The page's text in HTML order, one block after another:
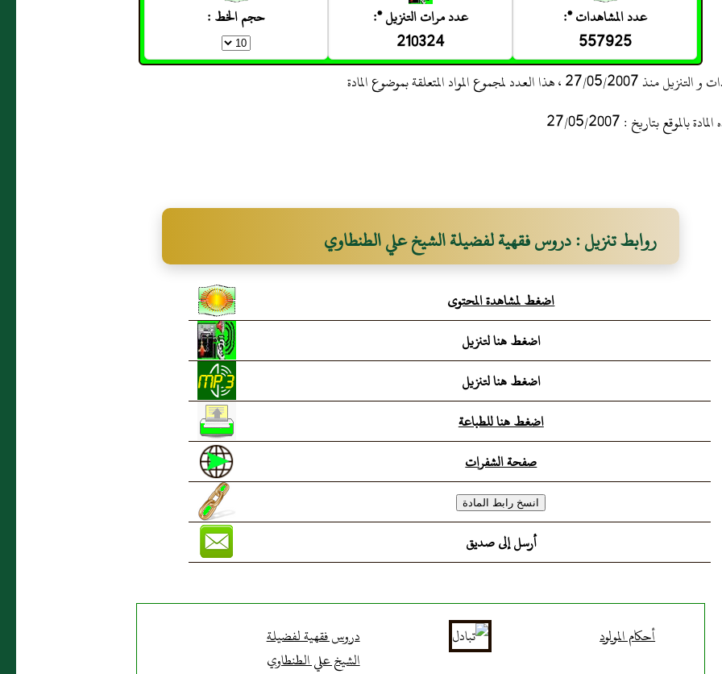
عدد المشاهدات *:
557925
عدد مرات التنزيل *:
210324
حجم الخط :
العدد لمجموع المواد المتعلقة بموضوع المادة
بتاريخ : 27/05/2007
روابط تنزيل : دروس فقهية لفضيلة الشيخ علي الطنطاوي
اضغط لمشاهدة المحتوى
اضغط هنا لتنزيل
اضغط هنا لتنزيل
اضغط هنا للطباعة
صفحة الشفرات
أرسل إلى صديق
أحكام المولود
دروس فقهية لفضيلة
الشيخ علي الطنطاوي